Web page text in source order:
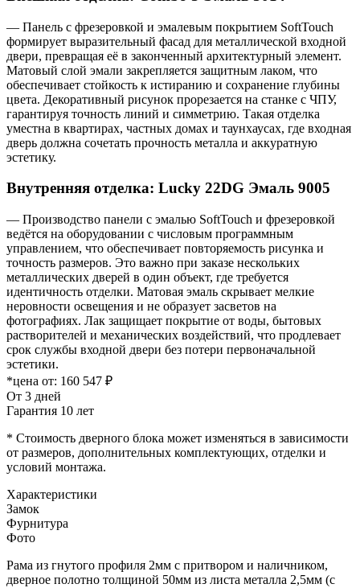
— Панель с фрезеровкой и эмалевым покрытием SoftTouch
формирует выразительный фасад для металлической входной
двери, превращая её в законченный архитектурный элемент.
Матовый слой эмали закрепляется защитным лаком, что
обеспечивает стойкость к истиранию и сохранение глубины
цвета. Декоративный рисунок прорезается на станке с ЧПУ,
гарантируя точность линий и симметрию. Такая отделка
уместна в квартирах, частных домах и таунхаусах, где входная
дверь должна сочетать прочность металла и аккуратную
эстетику.
Внутренняя отделка: Lucky 22DG Эмаль 9005
— Производство панели с эмалью SoftTouch и фрезеровкой
ведётся на оборудовании с числовым программным
управлением, что обеспечивает повторяемость рисунка и
точность размеров. Это важно при заказе нескольких
металлических дверей в один объект, где требуется
идентичность отделки. Матовая эмаль скрывает мелкие
неровности освещения и не образует засветов на
фотографиях. Лак защищает покрытие от воды, бытовых
растворителей и механических воздействий, что продлевает
срок службы входной двери без потери первоначальной
эстетики.
*цена от: 160 547 ₽
От 3 дней
Гарантия 10 лет
* Стоимость дверного блока может изменяться в зависимости
от размеров, дополнительных комплектующих, отделки и
условий монтажа.
Характеристики
Замок
Фурнитура
Фото
Рама из гнутого профиля 2мм с притвором и наличником,
дверное полотно толщиной 50мм из листа металла 2,5мм (с